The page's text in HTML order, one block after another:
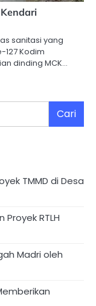
sanitasi yang
127 Kodim
dinding MCK…
Cari
TMMD di Desa
RTLH
Madri oleh